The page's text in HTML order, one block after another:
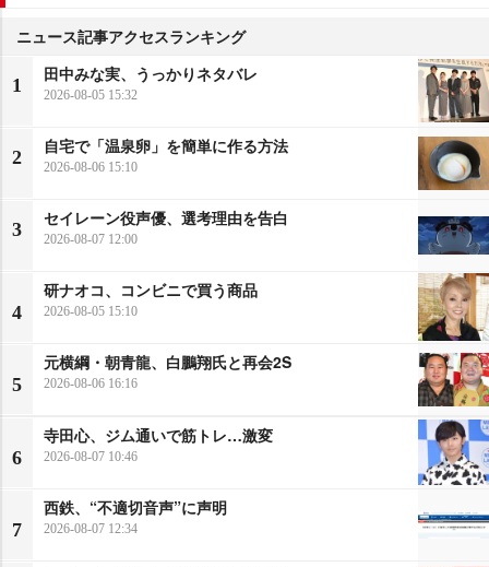
ニュース記事アクセスランキング
1
田中みな実、うっかりネタバレ
2026-08-05 15:32
2
自宅で「温泉卵」を簡単に作る方法
2026-08-06 15:10
3
セイレーン役声優、選考理由を告白
2026-08-07 12:00
4
研ナオコ、コンビニで買う商品
2026-08-05 15:10
5
元横綱・朝青龍、白鵬翔氏と再会2S
2026-08-06 16:16
6
寺田心、ジム通いで筋トレ…激変
2026-08-07 10:46
7
西鉄、“不適切音声”に声明
2026-08-07 12:34